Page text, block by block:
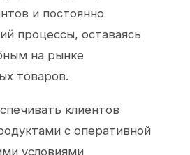
и постоянно
процессы, оставаясь
на рынке
товаров.
клиентов
с оперативной
условиями